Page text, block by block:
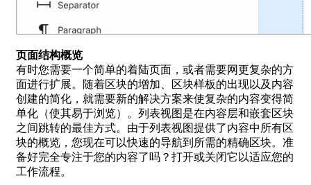
页面结构概览
有时您需要一个简单的着陆页面，或者需要网更复杂的方
面进行扩展。随着区块的增加、区块样板的出现以及内容
创建的简化，就需要新的解决方案来使复杂的内容变得简
单化（使其易于浏览）。列表视图是在内容层和嵌套区块
之间跳转的最佳方式。由于列表视图提供了内容中所有区
块的概览，您现在可以快速的导航到所需的精确区块。准
备好完全专注于您的内容了吗？打开或关闭它以适应您的
工作流程。